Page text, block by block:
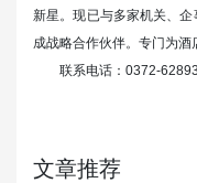
新星。现已与多家机关、
成战略合作伙伴。专门为酒
联系电话：0372-
文章推荐